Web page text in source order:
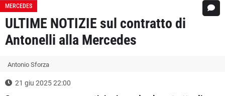
MERCEDES
ULTIME NOTIZIE sul contratto di
Antonelli alla Mercedes
Antonio Sforza
21 giu 2025 22:00